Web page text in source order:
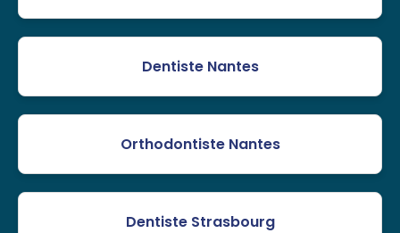
Dentiste Nantes
Orthodontiste Nantes
Dentiste Strasbourg